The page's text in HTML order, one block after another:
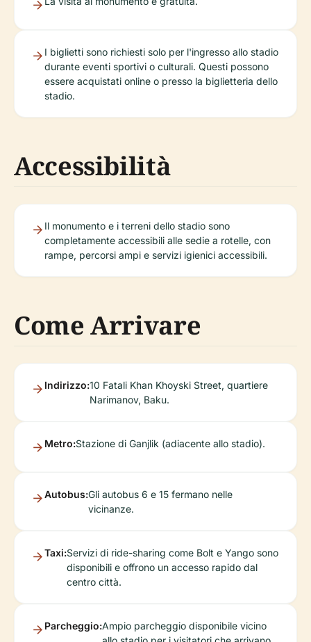
I biglietti sono richiesti solo per l'ingresso allo stadio
durante eventi sportivi o culturali. Questi possono
essere acquistati online o presso la biglietteria dello
stadio.
Accessibilità
Il monumento e i terreni dello stadio sono
completamente accessibili alle sedie a rotelle, con
rampe, percorsi ampi e servizi igienici accessibili.
Come Arrivare
Indirizzo:10 Fatali Khan Khoyski Street, quartiere
Narimanov, Baku.
Metro:Stazione di Ganjlik (adiacente allo stadio).
Autobus:Gli autobus 6 e 15 fermano nelle
vicinanze.
Taxi:Servizi di ride-sharing come Bolt e Yango sono
disponibili e offrono un accesso rapido dal
centro città.
Parcheggio:Ampio parcheggio disponibile vicino